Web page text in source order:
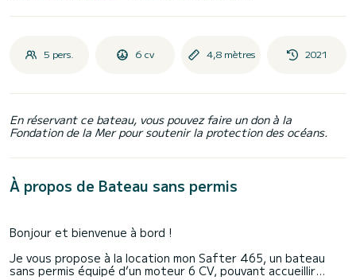
5 pers. 6 cv 4,8 mètres 2021
En réservant ce bateau, vous pouvez faire un don à la
Fondation de la Mer pour soutenir la protection des océans.
À propos de Bateau sans permis
Bonjour et bienvenue à bord !
Je vous propose à la location mon Safter 465, un bateau
sans permis équipé d’un moteur 6 CV, pouvant accueillir